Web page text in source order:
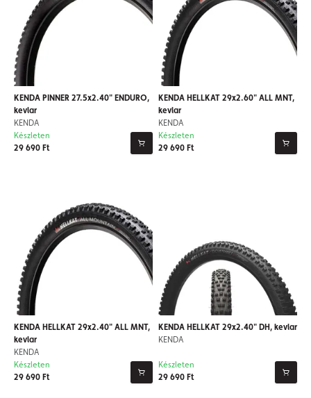
KENDA PINNER 27.5x2.40" ENDURO,
kevlar
KENDA
29 690 Ft
Készleten
KENDA HELLKAT 29x2.60" ALL MNT,
kevlar
KENDA
29 690 Ft
Készleten
KENDA HELLKAT 29x2.40" ALL MNT,
kevlar
KENDA
29 690 Ft
Készleten
KENDA HELLKAT 29x2.40" DH, kevlar
KENDA
29 690 Ft
Készleten